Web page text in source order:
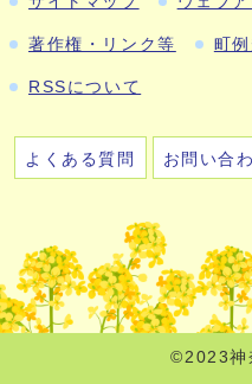
著作権・リンク等 町
RSSについて
よくある質問 お問い合
©2023神